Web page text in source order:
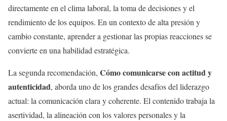
directamente en el clima laboral, la toma de decisiones y el
rendimiento de los equipos. En un contexto de alta presión y
cambio constante, aprender a gestionar las propias reacciones se
convierte en una habilidad estratégica.
La segunda recomendación, Cómo comunicarse con actitud y
autenticidad, aborda uno de los grandes desafíos del liderazgo
actual: la comunicación clara y coherente. El contenido trabaja la
asertividad, la alineación con los valores personales y la